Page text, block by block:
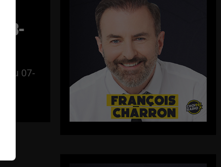
du 07-